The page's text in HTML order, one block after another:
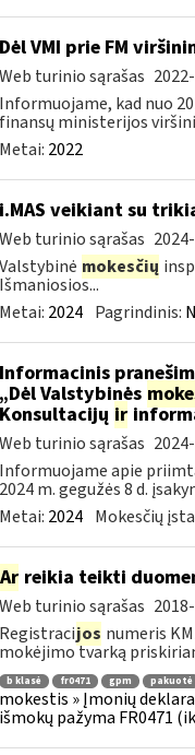
Dėl VMI prie FM
Web turinio sąrašas
Informuojame, kad nuo
finansų ministerijos
Metai: 2022
i.MAS veikiant su
Web turinio sąrašas
Valstybinė mokesčių
Išmaniosios...
Metai: 2024 Pagrindinis:
Informacinis
„Dėl Valstybinės
Konsultacijų ir
Web turinio sąrašas
Informuojame apie
2024 m. gegužės 8 d.
Metai: 2024 Mokesčių
Arreikia teikti
Web turinio sąrašas
Registracijos numeris
mokėjimo tvarką
b klasė fr0471 gpm pakuotė
mokestis » Įmonių
išmokų pažyma FR0471